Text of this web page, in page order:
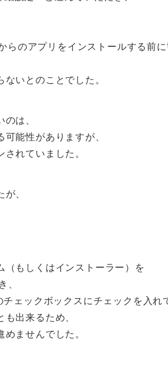
のアプリをインストールする前に
いとのことでした。
は、
能性がありますが、
れていました。
、
（もしくはインストーラー）を
、
ェックボックスにチェックを入れ
出来るため、
ませんでした。